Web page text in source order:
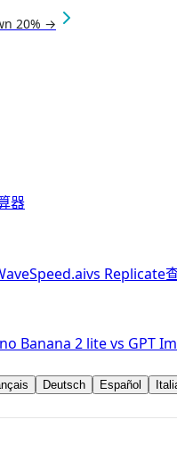
20% →
器
vs Replicate
Banana 2 litevs GPT
Deutsch Español